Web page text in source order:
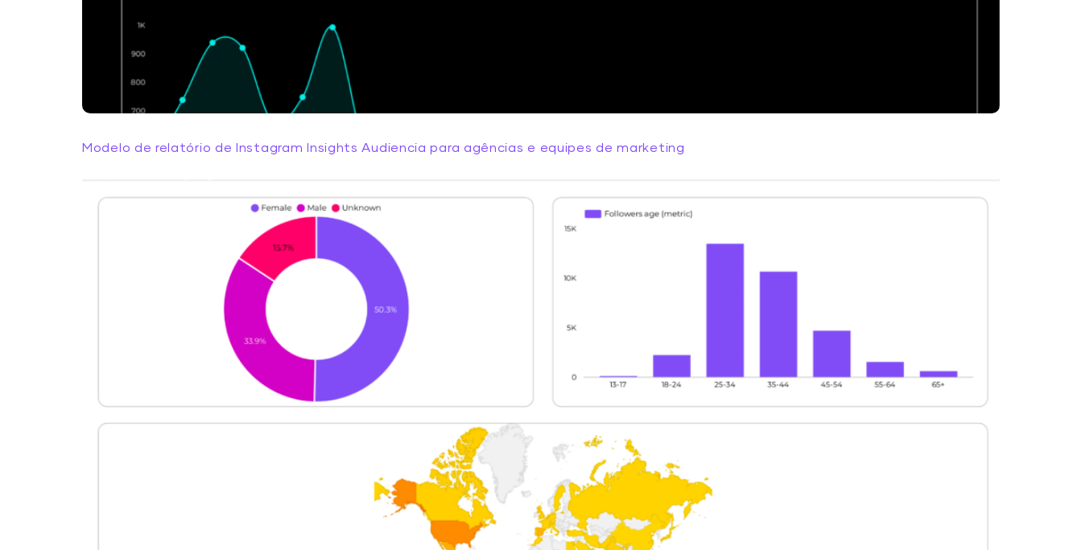
Modelo de relatório de Instagram Insights Audiencia para agências e equipes de marketing